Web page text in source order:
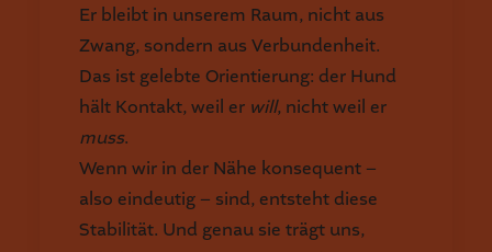
Er bleibt in unserem Raum, nicht aus
Zwang, sondern aus Verbundenheit.
Das ist gelebte Orientierung: der Hund
hält Kontakt, weil er will, nicht weil er
muss.
Wenn wir in der Nähe konsequent –
also eindeutig – sind, entsteht diese
Stabilität. Und genau sie trägt uns,